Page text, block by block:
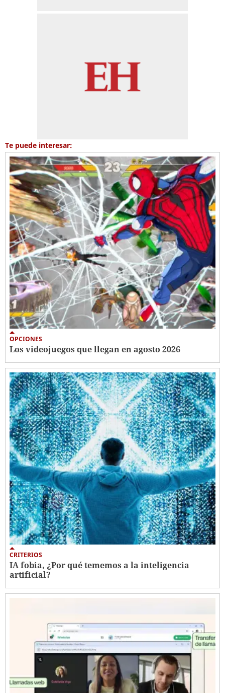
Te puede interesar:
OPCIONES
Los videojuegos que llegan en agosto 2026
CRITERIOS
IA fobia, ¿Por qué tememos a la inteligencia
artificial?